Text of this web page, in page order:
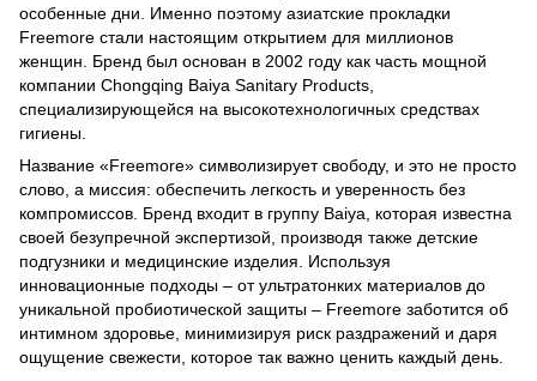
особенные дни. Именно поэтому азиатские прокладки
Freemore стали настоящим открытием для миллионов
женщин. Бренд был основан в 2002 году как часть мощной
компании Chongqing Baiya Sanitary Products,
специализирующейся на высокотехнологичных средствах
гигиены.
Название «Freemore» символизирует свободу, и это не просто
слово, а миссия: обеспечить легкость и уверенность без
компромиссов. Бренд входит в группу Baiya, которая известна
своей безупречной экспертизой, производя также детские
подгузники и медицинские изделия. Используя
инновационные подходы – от ультратонких материалов до
уникальной пробиотической защиты – Freemore заботится об
интимном здоровье, минимизируя риск раздражений и даря
ощущение свежести, которое так важно ценить каждый день.